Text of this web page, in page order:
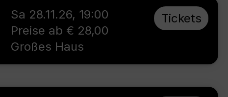
Sa 28.11.26, 19:00
Preise ab € 28,00
Großes Haus
Tickets